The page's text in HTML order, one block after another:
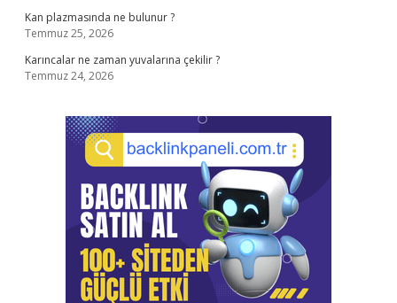
Kan plazmasında ne bulunur ?
Temmuz 25, 2026
Karıncalar ne zaman yuvalarına çekilir ?
Temmuz 24, 2026